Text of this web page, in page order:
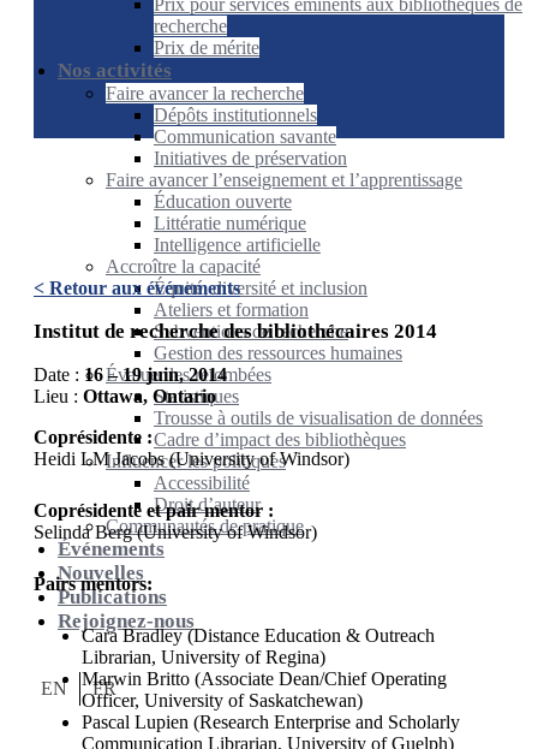
Prix pour services éminents aux bibliothèques de
recherche
Prix de mérite
Nos activités
Faire avancer la recherche
Dépôts institutionnels
Communication savante
Initiatives de préservation
Faire avancer l’enseignement et l’apprentissage
Éducation ouverte
Littératie numérique
Intelligence artificielle
Accroître la capacité
Équité, diversité et inclusion
Ateliers et formation
Subventions de recherche
Gestion des ressources humaines
Évaluer les retombées
Statistiques
Trousse à outils de visualisation de données
Cadre d’impact des bibliothèques
Influencer les politiques
Accessibilité
Droit d’auteur
Communautés de pratique
Événements
Nouvelles
Publications
Rejoignez-nous
EN FR
< Retour aux événements
Institut de recherche des bibliothécaires 2014
Date : 16 – 19 juin, 2014
Lieu : Ottawa, Ontario
Coprésidente :
Heidi LM Jacobs (University of Windsor)
Coprésidente et pair mentor :
Selinda Berg (University of Windsor)
Pairs mentors:
Cara Bradley (Distance Education & Outreach
Librarian, University of Regina)
Marwin Britto (Associate Dean/Chief Operating
Officer, University of Saskatchewan)
Pascal Lupien (Research Enterprise and Scholarly
Communication Librarian, University of Guelph)